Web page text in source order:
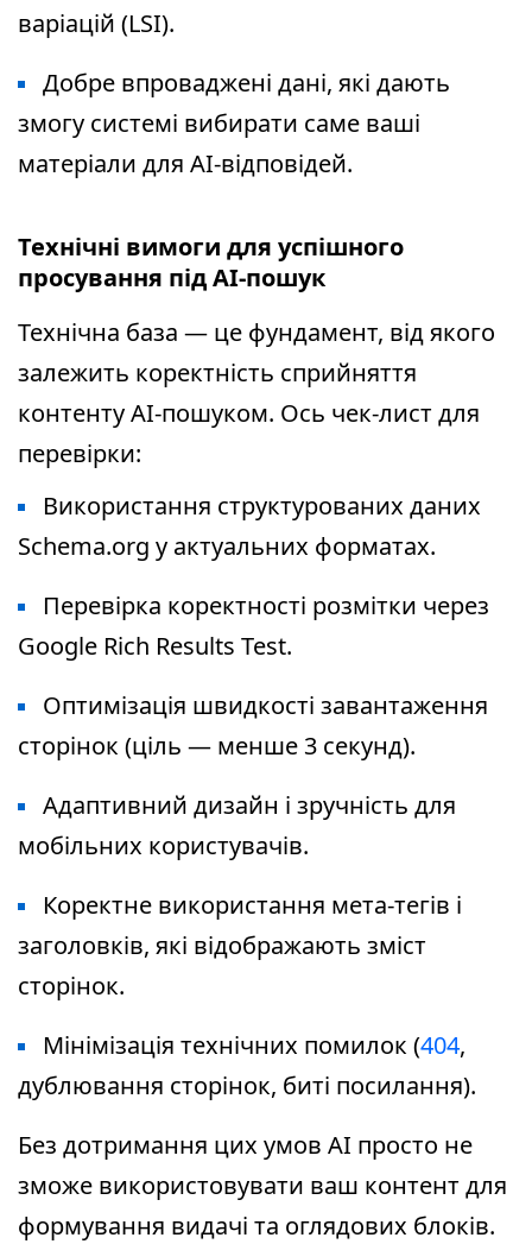
варіацій (LSI).
Добре впроваджені дані, які дають
змогу системі вибирати саме ваші
матеріали для AI-відповідей.
Технічні вимоги для успішного
просування під AI-пошук
Технічна база — це фундамент, від якого
залежить коректність сприйняття
контенту AI-пошуком. Ось чек-лист для
перевірки:
Використання структурованих даних
Schema.org у актуальних форматах.
Перевірка коректності розмітки через
Google Rich Results Test.
Оптимізація швидкості завантаження
сторінок (ціль — менше 3 секунд).
Адаптивний дизайн і зручність для
мобільних користувачів.
Коректне використання мета-тегів і
заголовків, які відображають зміст
сторінок.
Мінімізація технічних помилок (404,
дублювання сторінок, биті посилання).
Без дотримання цих умов AI просто не
зможе використовувати ваш контент для
формування видачі та оглядових блоків.